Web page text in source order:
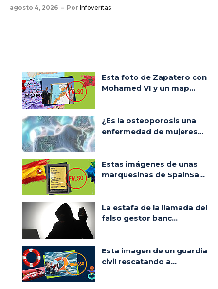
agosto 4, 2026 Por Infoveritas
Esta foto de Zapatero con
Mohamed VI y un map...
¿Es la osteoporosis una
enfermedad de mujeres...
Estas imágenes de unas
marquesinas de SpainSa...
La estafa de la llamada del
falso gestor banc...
Esta imagen de un guardia
civil rescatando a...